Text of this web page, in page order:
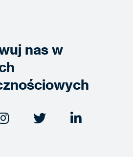
nas w
 